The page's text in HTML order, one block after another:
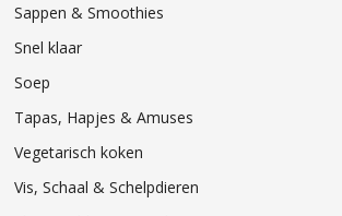
Sappen & Smoothies
Snel klaar
Soep
Tapas, Hapjes & Amuses
Vegetarisch koken
Vis, Schaal & Schelpdieren